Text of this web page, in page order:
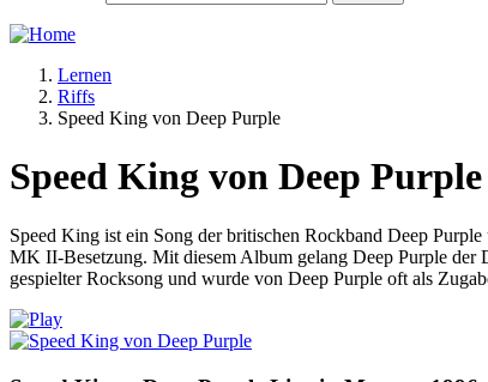
Lernen
Riffs
Speed King von Deep Purple
Speed King von Deep Purple
Speed King ist ein Song der britischen Rockband Deep
MK II-Besetzung. Mit diesem Album gelang Deep Purple der
gespielter Rocksong und wurde von Deep Purple oft als